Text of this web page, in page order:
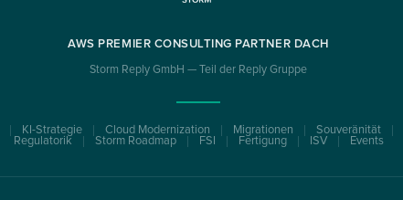
AWS PREMIER CONSULTING PARTNER DACH
Storm Reply GmbH — Teil der Reply Gruppe
KI-Strategie Cloud Modernization Migrationen
Souveränität
Regulatorik
Storm Roadmap FSI Fertigung ISV Events